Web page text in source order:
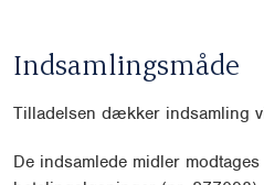
Indsamlingsmåde
Tilladelsen dækker indsamling
De indsamlede midler